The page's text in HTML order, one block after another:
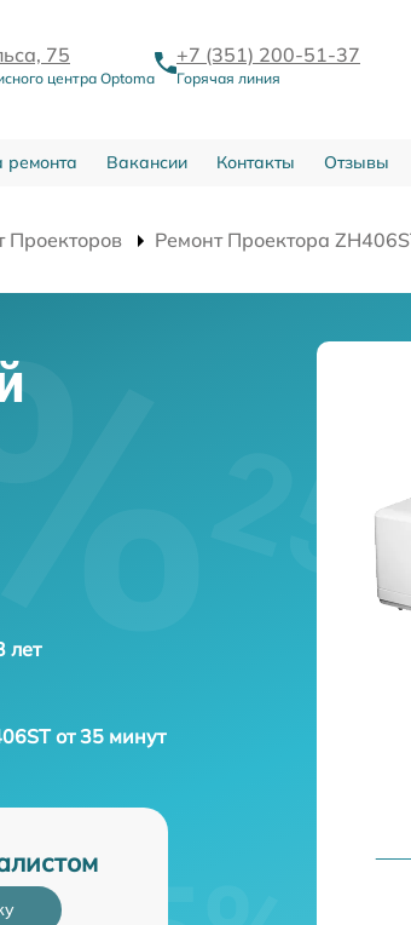
75
центра Optoma
+7 (351) 200-51-37
Горячая линия
ремонта Вакансии Контакты Отзывы
Проекторов Ремонт Проектора
лет
от 35 минут